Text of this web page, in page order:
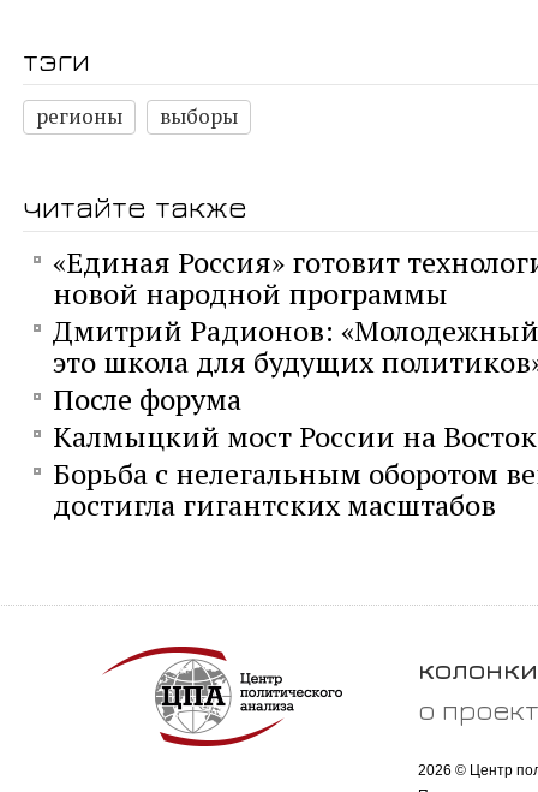
тэги
регионы выборы
читайте также
«Единая Россия» готовит
новой народной программы
Дмитрий Радионов:
это школа для будущих
После форума
Калмыцкий мост России на Восток
Борьба с нелегальным оборотом
достигла гигантских масштабов
колонки
о
2026 © Центр